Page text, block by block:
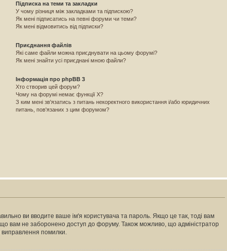
Підписка на теми та закладки
У чому різниця між закладками та підпискою?
Як мені підписатись на певні форуми чи теми?
Як мені відмовитись від підписки?
Приєднання файлів
Які саме файли можна приєднувати на цьому форумі?
Як мені знайти усі приєднані мною файли?
Інформація про phpBB 3
Хто створив цей форум?
Чому на форумі немає функції X?
З ким мені зв'язатись з питань некоректного використання і/або юридичних
питань, пов'язаних з цим форумом?
ви вводите ваше ім'я користувача та пароль. Якщо це так, тоді вам
вам не заборонено доступ до форуму. Також можливо, що адміністратор
виправлення помилки.